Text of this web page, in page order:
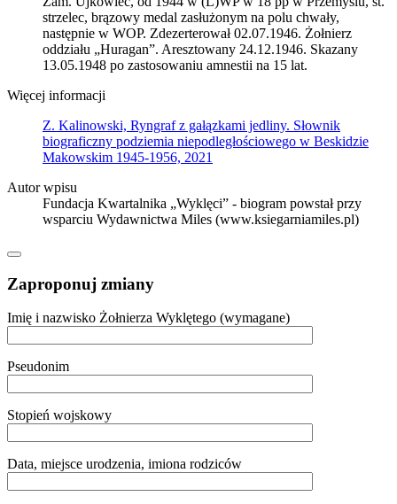
strzelec, brązowy medal zasłużonym na polu chwały,
następnie w WOP. Zdezerterował 02.07.1946. Żołnierz
oddziału „Huragan”. Aresztowany 24.12.1946. Skazany
13.05.1948 po zastosowaniu amnestii na 15 lat.
Więcej informacji
Z. Kalinowski, Ryngraf z gałązkami jedliny. Słownik
biograficzny podziemia niepodległościowego w Beskidzie
Makowskim 1945-1956, 2021
Autor wpisu
Fundacja Kwartalnika „Wyklęci” - biogram powstał przy
wsparciu Wydawnictwa Miles (www.ksiegarniamiles.pl)
Zaproponuj zmiany
Imię i nazwisko Żołnierza Wyklętego (wymagane)
Pseudonim
Stopień wojskowy
Data, miejsce urodzenia, imiona rodziców